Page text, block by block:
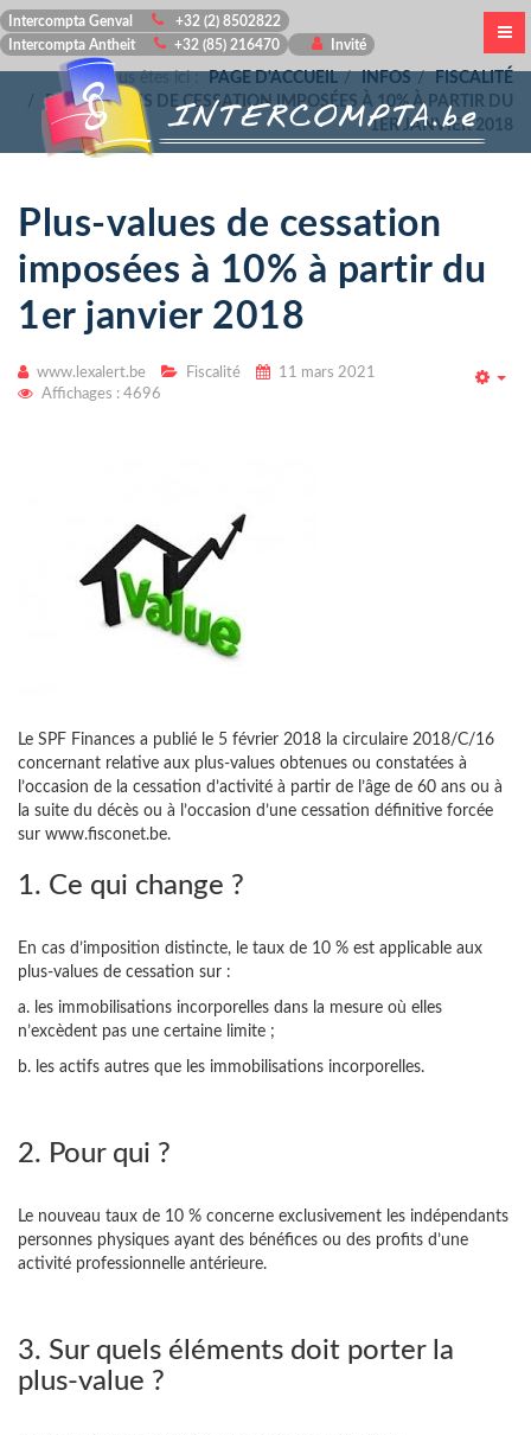
Intercompta Genval
+32 (2) 8502822
Intercompta Antheit
+32 (85) 216470 Invité
Vous êtes ici : PAGE D'ACCUEIL INFOS
FISCALITÉ
PLUS-VALUES DE CESSATION IMPOSÉES À 10% À PARTIR DU
1ER JANVIER 2018
Plus-values de cessation
imposées à 10% à partir du
1er janvier 2018
www.lexalert.be Fiscalité
11 mars 2021
Affichages : 4696
Le SPF Finances a publié le 5 février 2018 la circulaire 2018/C/16
concernant relative aux plus-values obtenues ou constatées à
l’occasion de la cessation d’activité à partir de l’âge de 60 ans ou à
la suite du décès ou à l’occasion d’une cessation définitive forcée
sur www.fisconet.be.
1. Ce qui change ?
En cas d’imposition distincte, le taux de 10 % est applicable aux
plus-values de cessation sur :
a. les immobilisations incorporelles dans la mesure où elles
n’excèdent pas une certaine limite ;
b. les actifs autres que les immobilisations incorporelles.
2. Pour qui ?
Le nouveau taux de 10 % concerne exclusivement les indépendants
personnes physiques ayant des bénéfices ou des profits d’une
activité professionnelle antérieure.
3. Sur quels éléments doit porter la
plus-value ?